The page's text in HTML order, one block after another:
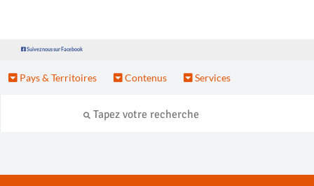
Suivez nous sur Facebook
Pays & Territoires Contenus Services